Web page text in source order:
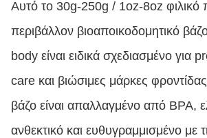
Αυτό το 30g-250g / 1oz-8oz φιλικό
περιβάλλον βιοαποικοδομητικό
body είναι ειδικά σχεδιασμένο για
care και βιώσιμες μάρκες
βάζο είναι απαλλαγμένο από BPA,
ανθεκτικό και ευθυγραμμισμένο με